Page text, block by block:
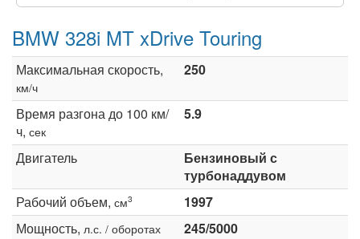
BMW 328i MT xDrive Touring
Максимальная скорость,
км/ч
250
Время разгона до 100 км/
ч, сек
5.9
Двигатель
Бензиновый с
турбонаддувом
Рабочий объем, см3
1997
Мощность, л.с. / оборотах
245/5000